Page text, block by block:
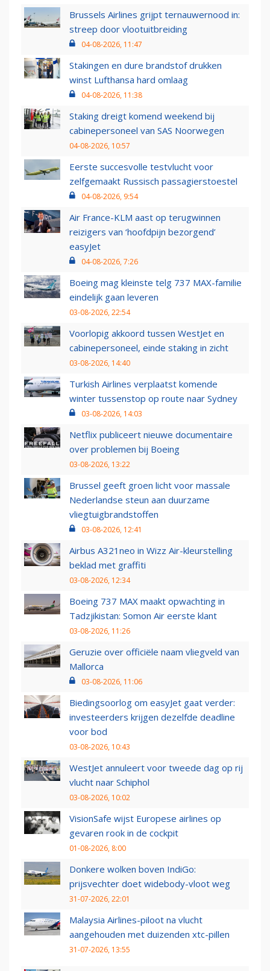
Brussels Airlines grijpt ternauwernood in:
streep door vlootuitbreiding
04-08-2026, 11:47
Stakingen en dure brandstof drukken
winst Lufthansa hard omlaag
04-08-2026, 11:38
Staking dreigt komend weekend bij
cabinepersoneel van SAS Noorwegen
04-08-2026, 10:57
Eerste succesvolle testvlucht voor
zelfgemaakt Russisch passagierstoestel
04-08-2026, 9:54
Air France-KLM aast op terugwinnen
reizigers van ‘hoofdpijn bezorgend’
easyJet
04-08-2026, 7:26
Boeing mag kleinste telg 737 MAX-familie
eindelijk gaan leveren
03-08-2026, 22:54
Voorlopig akkoord tussen WestJet en
cabinepersoneel, einde staking in zicht
03-08-2026, 14:40
Turkish Airlines verplaatst komende
winter tussenstop op route naar Sydney
03-08-2026, 14:03
Netflix publiceert nieuwe documentaire
over problemen bij Boeing
03-08-2026, 13:22
Brussel geeft groen licht voor massale
Nederlandse steun aan duurzame
vliegtuigbrandstoffen
03-08-2026, 12:41
Airbus A321neo in Wizz Air-kleurstelling
beklad met graffiti
03-08-2026, 12:34
Boeing 737 MAX maakt opwachting in
Tadzjikistan: Somon Air eerste klant
03-08-2026, 11:26
Geruzie over officiële naam vliegveld van
Mallorca
03-08-2026, 11:06
Biedingsoorlog om easyJet gaat verder:
investeerders krijgen dezelfde deadline
voor bod
03-08-2026, 10:43
WestJet annuleert voor tweede dag op rij
vlucht naar Schiphol
03-08-2026, 10:02
VisionSafe wijst Europese airlines op
gevaren rook in de cockpit
01-08-2026, 8:00
Donkere wolken boven IndiGo:
prijsvechter doet widebody-vloot weg
31-07-2026, 22:01
Malaysia Airlines-piloot na vlucht
aangehouden met duizenden xtc-pillen
31-07-2026, 13:55